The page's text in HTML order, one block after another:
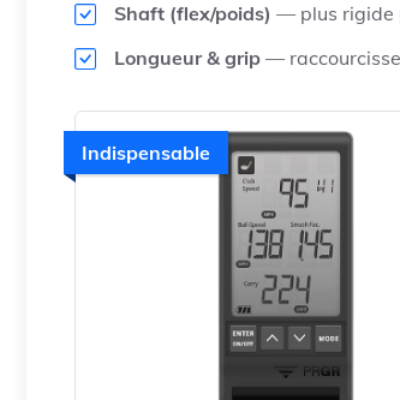
Shaft (flex/poids) — plus rigide
Longueur & grip —
Indispensable